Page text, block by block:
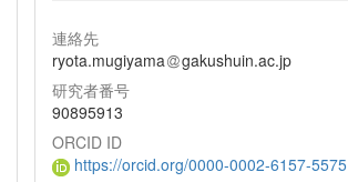
連絡先
ryota.mugiyama
gakushuin.ac.jp
研究者番号
90895913
ORCID ID
https://orcid.org/0000-0002-6157-5575